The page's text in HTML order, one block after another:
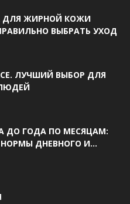
ДЛЯ ЖИРНОЙ КОЖИ
ВЫБРАТЬ УХОД
ЛУЧШИЙ ВЫБОР ДЛЯ
ДО ГОДА ПО МЕСЯЦАМ:
ДНЕВНОГО И...